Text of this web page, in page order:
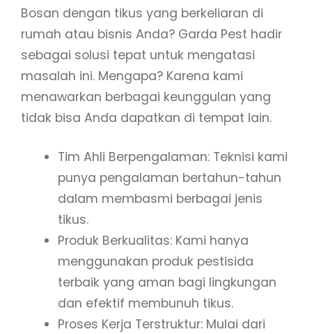
Bosan dengan tikus yang berkeliaran di
rumah atau bisnis Anda? Garda Pest hadir
sebagai solusi tepat untuk mengatasi
masalah ini. Mengapa? Karena kami
menawarkan berbagai keunggulan yang
tidak bisa Anda dapatkan di tempat lain.
Tim Ahli Berpengalaman: Teknisi kami
punya pengalaman bertahun-tahun
dalam membasmi berbagai jenis
tikus.
Produk Berkualitas: Kami hanya
menggunakan produk pestisida
terbaik yang aman bagi lingkungan
dan efektif membunuh tikus.
Proses Kerja Terstruktur: Mulai dari